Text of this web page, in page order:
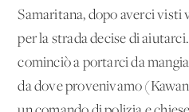
Samaritana, dopo averci visti
per la strada decise di
cominciò a portarci da
da dove provenivamo